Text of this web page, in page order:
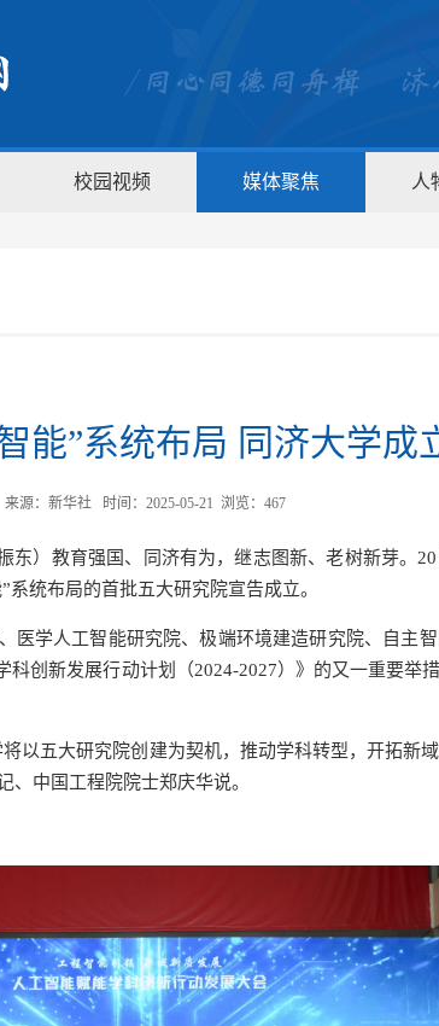
校园视频 媒体聚焦 人
能”系统布局 同济大学成
来源：新华社 时间：2025-05-21 浏览： 467
东）教育强国、同济有为，继志图新、老树新芽。
统布局的首批五大研究院宣告成立。
医学人工智能研究院、极端环境建造研究院、自主
创新发展行动计划（2024-2027）》的又一重要举
以五大研究院创建为契机，推动学科转型，开拓新
、中国工程院院士郑庆华说。